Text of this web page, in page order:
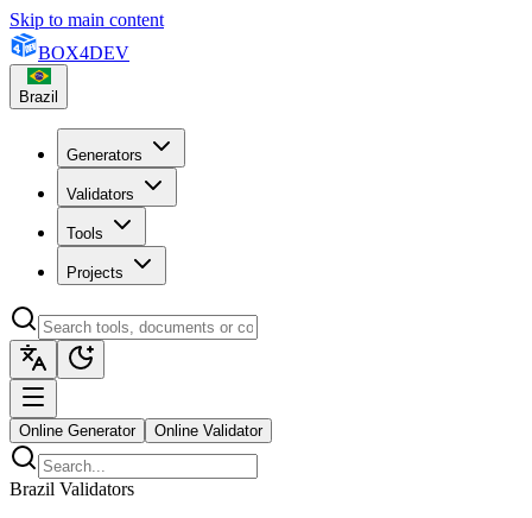
Skip to main content
BOX4DEV
Brazil
Generators
Validators
Tools
Projects
Online Generator Online Validator
Brazil Validators